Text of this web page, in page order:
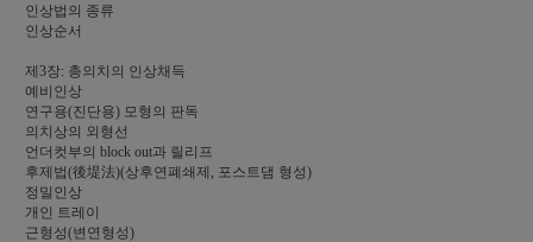
인상법의 종류
인상순서
제3장: 총의치의 인상채득
예비인상
연구용(진단용) 모형의 판독
의치상의 외형선
언더컷부의 block out과 릴리프
후제법(後堤法)(상후연폐쇄제, 포스트댐 형성)
정밀인상
개인 트레이
근형성(변연형성)